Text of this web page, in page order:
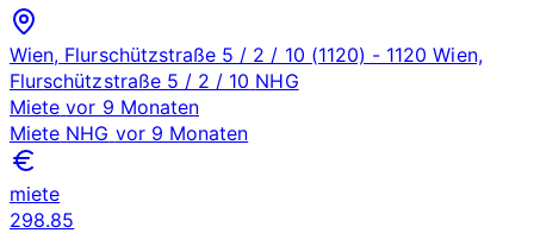
Wien, Flurschützstraße 5 / 2 / 10 (1120) - 1120 Wien,
Flurschützstraße 5 / 2 / 10 NHG
Miete vor 9 Monaten
Miete NHG vor 9 Monaten
miete
298.85